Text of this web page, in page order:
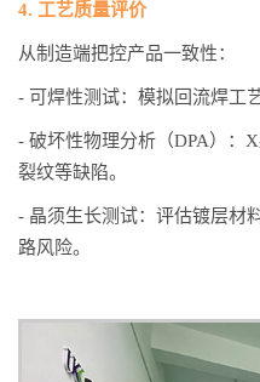
4. 工艺质量评价
从制造端把控产品一致性：
- 可焊性测试：模拟回流焊工
- 破坏性物理分析（DPA）：
裂纹等缺陷。
- 晶须生长测试：评估镀层材
路风险。